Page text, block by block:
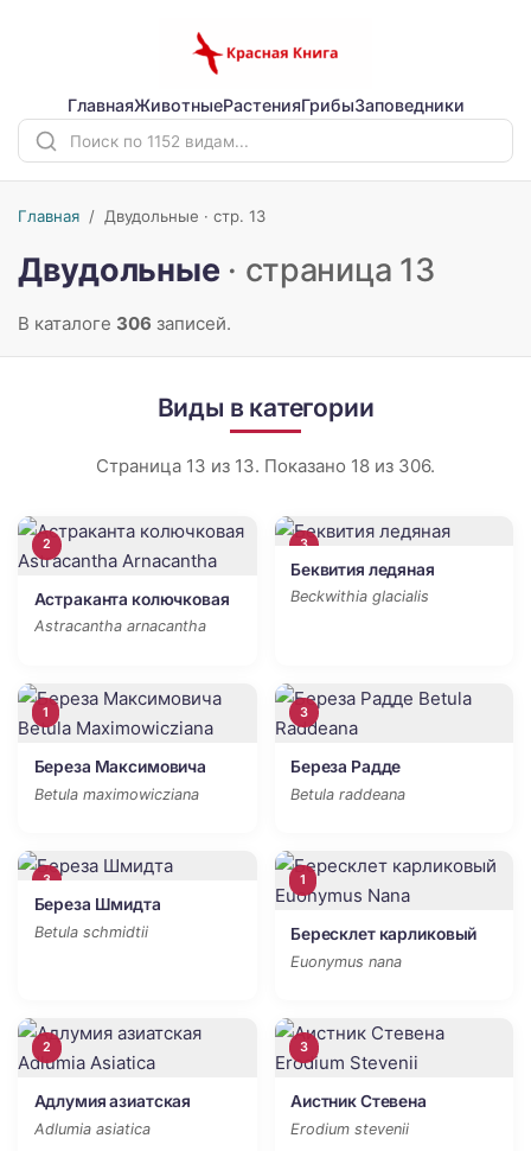
ГлавнаяЖивотныеРастенияГрибыЗаповедники
Главная / Двудольные · стр. 13
Двудольные · страница 13
В каталоге 306 записей.
Виды в категории
Страница 13 из 13. Показано 18 из 306.
2
Астраканта колючковая
Astracantha arnacantha
3
Беквития ледяная
Beckwithia glacialis
1
Береза Максимовича
Betula maximowicziana
3
Береза Радде
Betula raddeana
3
Береза Шмидта
Betula schmidtii
1
Бересклет карликовый
Euonymus nana
2
Адлумия азиатская
Adlumia asiatica
3
Аистник Стевена
Erodium stevenii